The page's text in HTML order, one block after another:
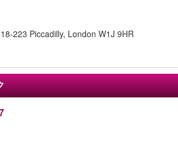
223 Piccadilly, London W1J 9HR